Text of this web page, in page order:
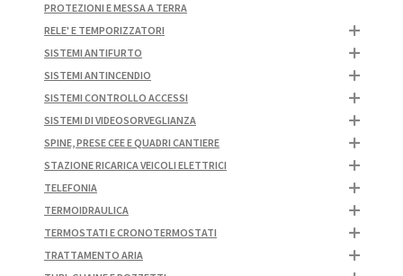
PROTEZIONI E MESSA A TERRA
RELE' E TEMPORIZZATORI
SISTEMI ANTIFURTO
SISTEMI ANTINCENDIO
SISTEMI CONTROLLO ACCESSI
SISTEMI DI VIDEOSORVEGLIANZA
SPINE, PRESE CEE E QUADRI CANTIERE
STAZIONE RICARICA VEICOLI ELETTRICI
TELEFONIA
TERMOIDRAULICA
TERMOSTATI E CRONOTERMOSTATI
TRATTAMENTO ARIA